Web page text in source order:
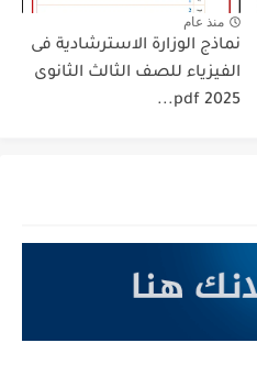
منذ عام
نماذج الوزارة الاسترشادية فى
الفيزياء للصف الثالث الثانوى
2025 pdf...